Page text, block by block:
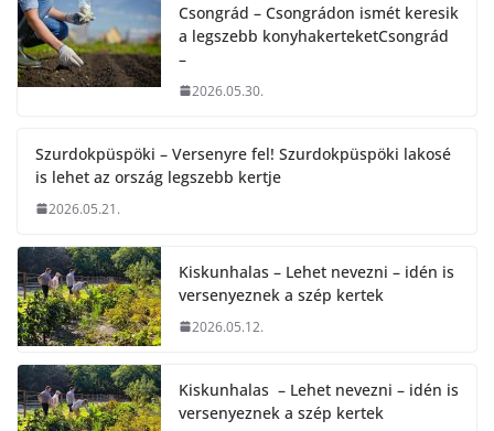
Csongrád – Csongrádon ismét keresik
a legszebb konyhakerteketCsongrád
–
2026.05.30.
Szurdokpüspöki – Versenyre fel! Szurdokpüspöki lakosé
is lehet az ország legszebb kertje
2026.05.21.
Kiskunhalas – Lehet nevezni – idén is
versenyeznek a szép kertek
2026.05.12.
Kiskunhalas – Lehet nevezni – idén is
versenyeznek a szép kertek